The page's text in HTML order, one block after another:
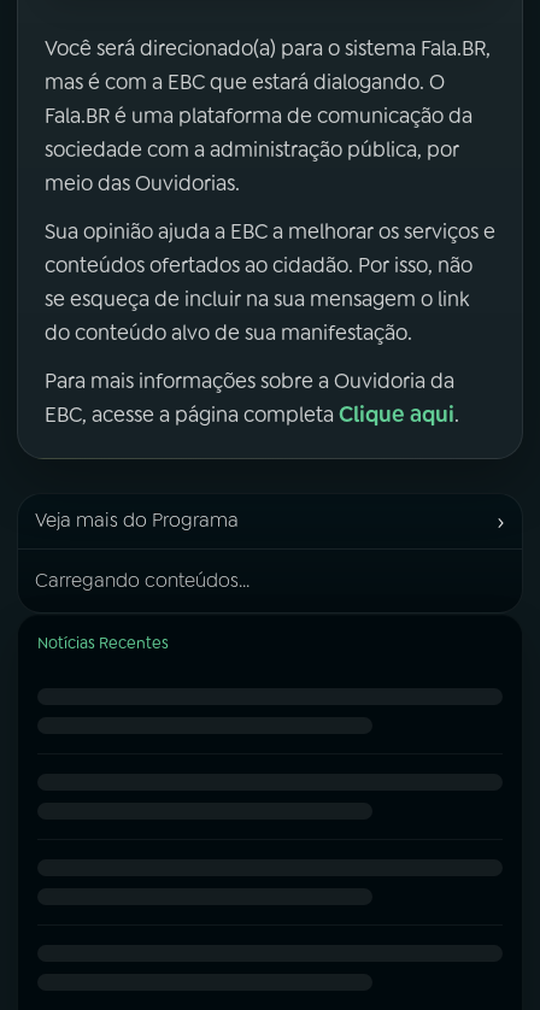
Você será direcionado(a) para o sistema Fala.BR,
mas é com a EBC que estará dialogando. O
Fala.BR é uma plataforma de comunicação da
sociedade com a administração pública, por
meio das Ouvidorias.
Sua opinião ajuda a EBC a melhorar os serviços e
conteúdos ofertados ao cidadão. Por isso, não
se esqueça de incluir na sua mensagem o link
do conteúdo alvo de sua manifestação.
Para mais informações sobre a Ouvidoria da
EBC, acesse a página completa Clique aqui.
Veja mais do Programa ›
Carregando conteúdos...
Notícias Recentes